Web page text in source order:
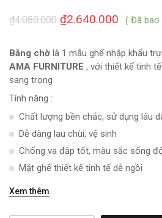
4.080.000
₫ 2.640.000
₫ ( Đã bao
Băng chờ là 1 mẫu ghế nhập khẩu
AMA FURNITURE , với thiết kế tinh
sang trọng
Tính năng :
Chất lượng bền chắc, sử dụng lâu
Dễ dàng lau chùi, vệ sinh
Chống va đập tốt, màu sắc sống
Mặt ghế thiết kế tinh tế dễ ngồi
Xem thêm